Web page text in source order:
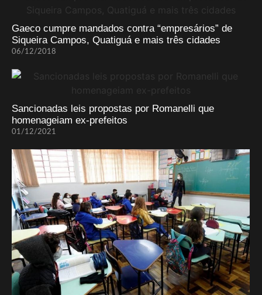
Gaeco cumpre mandados contra “empresários” de
Siqueira Campos, Quatiguá e mais três cidades
06/12/2018
Sancionadas leis propostas por Romanelli que
homenageiam ex-prefeitos
01/12/2021